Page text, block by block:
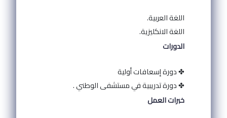
اللغة العربية.
اللغة الانكليزية.
الدورات
✤ دورة إسعافات أولية
✤ دورة تدريبية في مستشفى الوطني .
خبرات العمل